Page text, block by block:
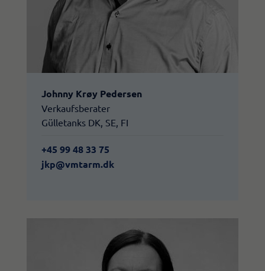
Johnny Krøy Pedersen
Verkaufsberater
Gülletanks DK, SE, FI
+45 99 48 33 75
jkp@vmtarm.dk